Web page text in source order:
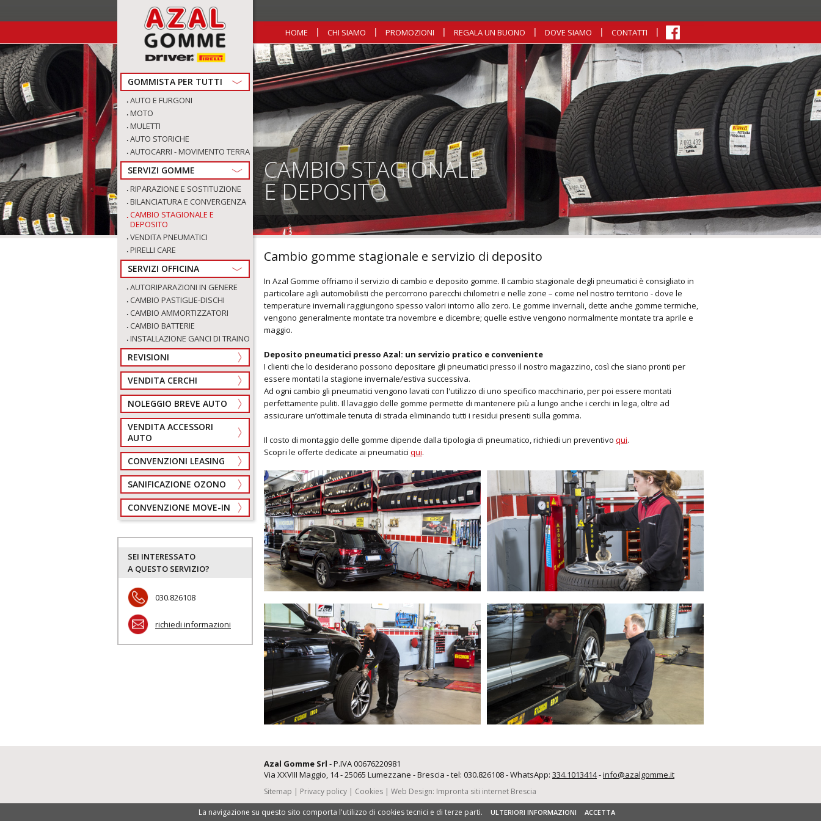
GOMMISTA PER TUTTI
AUTO E FURGONI
MOTO
MULETTI
AUTO STORICHE
AUTOCARRI - MOVIMENTO TERRA
SERVIZI GOMME
RIPARAZIONE E SOSTITUZIONE
BILANCIATURA E CONVERGENZA
CAMBIO STAGIONALE E
DEPOSITO
VENDITA PNEUMATICI
PIRELLI CARE
SERVIZI OFFICINA
AUTORIPARAZIONI IN GENERE
CAMBIO PASTIGLIE-DISCHI
CAMBIO AMMORTIZZATORI
CAMBIO BATTERIE
INSTALLAZIONE GANCI DI TRAINO
REVISIONI
VENDITA CERCHI
NOLEGGIO BREVE AUTO
VENDITA ACCESSORI
AUTO
CONVENZIONI LEASING
SANIFICAZIONE OZONO
CONVENZIONE MOVE-IN
SEI INTERESSATO
A QUESTO SERVIZIO?
030.826108
richiedi informazioni
HOME CHI SIAMO PROMOZIONI REGALA UN BUONO DOVE SIAMO CONTATTI
CAMBIO STAGIONALE
E DEPOSITO
Cambio gomme stagionale e servizio di deposito
In Azal Gomme offriamo il servizio di cambio e deposito gomme. Il cambio stagionale degli pneumatici è consigliato in
particolare agli automobilisti che percorrono parecchi chilometri e nelle zone – come nel nostro territorio - dove le
temperature invernali raggiungono spesso valori intorno allo zero. Le gomme invernali, dette anche gomme termiche,
vengono generalmente montate tra novembre e dicembre; quelle estive vengono normalmente montate tra aprile e
maggio.
Deposito pneumatici presso Azal: un servizio pratico e conveniente
I clienti che lo desiderano possono depositare gli pneumatici presso il nostro magazzino, così che siano pronti per
essere montati la stagione invernale/estiva successiva.
Ad ogni cambio gli pneumatici vengono lavati con l'utilizzo di uno specifico macchinario, per poi essere montati
perfettamente puliti. Il lavaggio delle gomme permette di mantenere più a lungo anche i cerchi in lega, oltre ad
assicurare un’ottimale tenuta di strada eliminando tutti i residui presenti sulla gomma.
Il costo di montaggio delle gomme dipende dalla tipologia di pneumatico, richiedi un preventivo qui.
Scopri le offerte dedicate ai pneumatici qui.
Azal Gomme Srl - P.IVA 00676220981
Via XXVIII Maggio, 14-25065 Lumezzane - Brescia - tel: 030.826108- WhatsApp: 334.1013414-info@azalgomme.it
Sitemap | Privacy policy | Cookies | Web Design: Impronta siti internet Brescia
La navigazione su questo sito comporta l'utilizzo di cookies tecnici e di terze parti. ULTERIORI INFORMAZIONI ACCETTA